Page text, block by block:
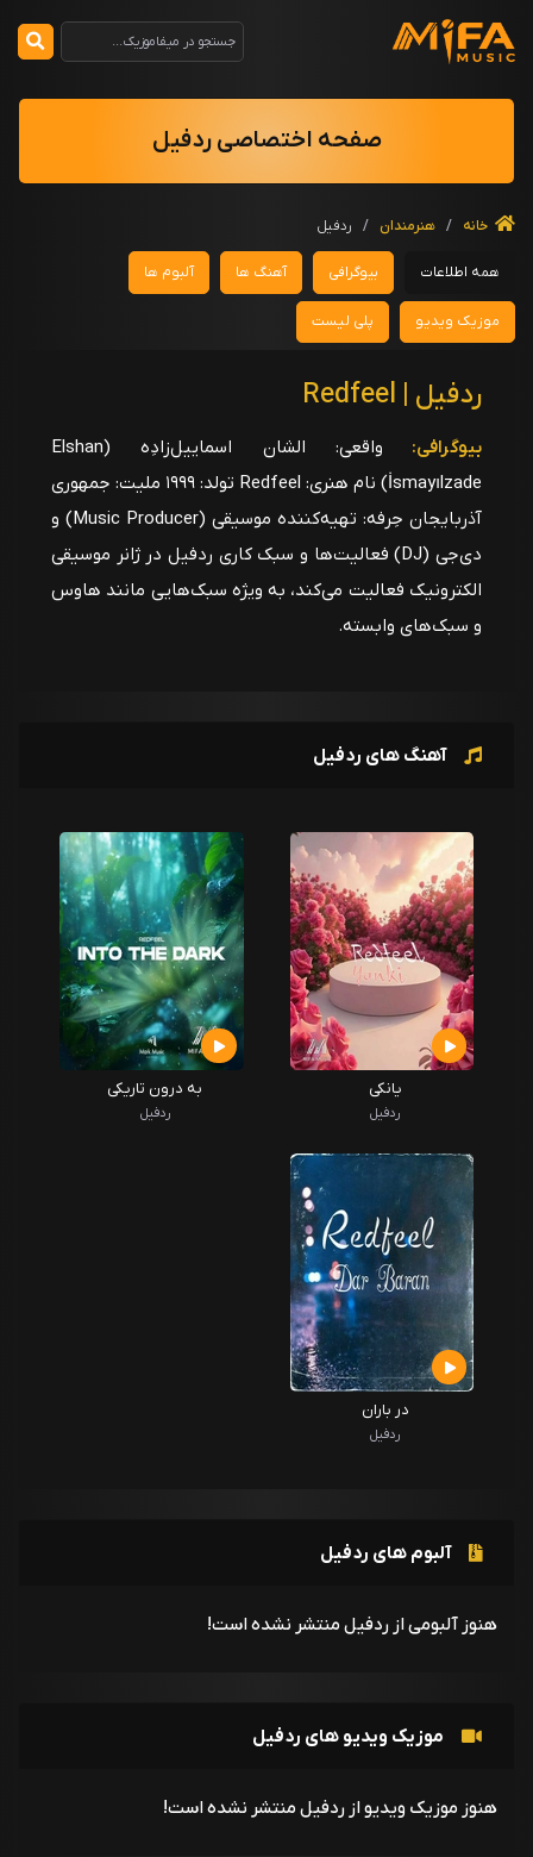
صفحه اختصاصی ردفیل
خانه / هنرمندان / ردفیل
همه اطلاعات بیوگرافی آهنگ ها آلبوم ها
موزیک ویدیو پلی لیست
ردفیل | Redfeel
بیوگرافی:
واقعی: الشان اسماییل‌زادِه (Elshan
İsmayılzade) نام هنری: Redfeel تولد: ۱۹۹۹ ملیت: جمهوری
آذربایجان حِرفه: تهیه‌کننده موسیقی (Music Producer) و
دی‌جی (DJ) فعالیت‌ها و سبک کاری ردفیل در ژانر موسیقی
الکترونیک فعالیت می‌کند، به ویژه سبک‌هایی مانند هاوس
و سبک‌های وابسته.
آهنگ های ردفیل
یانکی
ردفیل
به درون تاریکی
ردفیل
در باران
ردفیل
آلبوم های ردفیل
هنوز آلبومی از ردفیل منتشر نشده است!
موزیک ویدیو های ردفیل
هنوز موزیک ویدیو از ردفیل منتشر نشده است!